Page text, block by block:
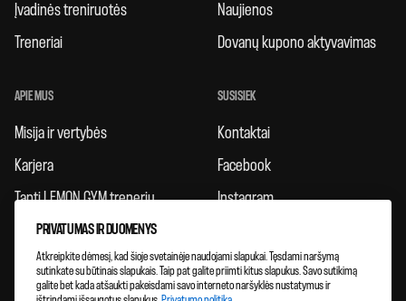
Įvadinės treniruotės
Treneriai
Naujienos
Dovanų kupono aktyvavimas
APIE MUS
Misija ir vertybės
Karjera
Tapti LEMON GYM treneriu
Taisyklės
Atsiliepimai
Klubų plėtra
SUSISIEK
Kontaktai
Facebook
Instagram
PRIVATUMAS IR DUOMENYS
Atkreipkite dėmesį, kad šioje svetainėje naudojami slapukai. Tęsdami naršymą
sutinkate su būtinais slapukais. Taip pat galite priimti kitus slapukus. Savo sutikimą
galite bet kada atšaukti pakeisdami savo interneto naršyklės nustatymus ir